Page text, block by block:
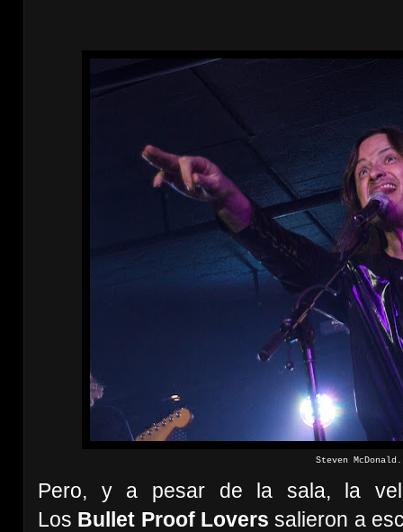
Steven
Pero, y a pesar de la sala, la
Los Bullet Proof Lovers salieron a